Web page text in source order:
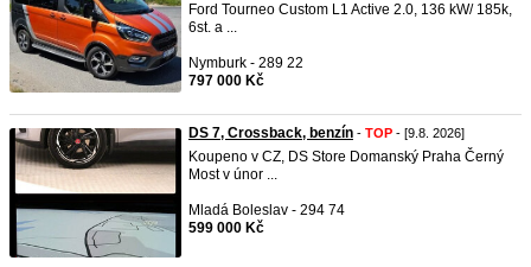
Ford Tourneo Custom L1 Active 2.0, 136 kW/ 185k,
6st. a ...
Nymburk - 289 22
797 000 Kč
DS 7, Crossback, benzín - TOP - [9.8. 2026]
Koupeno v CZ, DS Store Domanský Praha Černý
Most v únor ...
Mladá Boleslav - 294 74
599 000 Kč